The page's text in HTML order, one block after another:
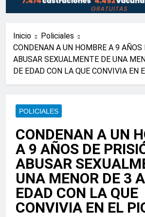
Inicio
Policiales
CONDENAN A UN HOMBRE A 9
ABUSAR SEXUALMENTE DE UNA
DE EDAD CON LA QUE CONVIVIA EN
POLICIALES
CONDENAN A UN
A 9 AÑOS DE
ABUSAR
UNA MENOR DE 3
EDAD CON LA QUE
CONVIVIA EN EL